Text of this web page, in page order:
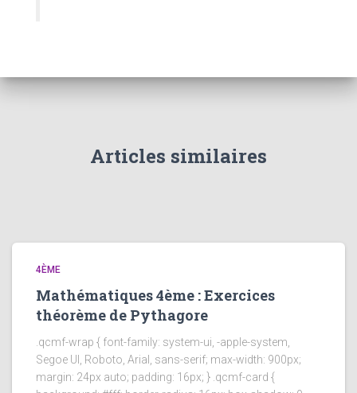
Articles similaires
4ÈME
Mathématiques 4ème : Exercices
théorème de Pythagore
.qcmf-wrap { font-family: system-ui, -apple-system,
Segoe UI, Roboto, Arial, sans-serif; max-width: 900px;
margin: 24px auto; padding: 16px; } .qcmf-card {